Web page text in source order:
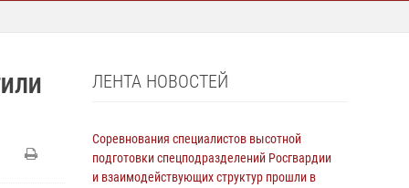
ЛЕНТА НОВОСТЕЙ
Соревнования специалистов высотной
подготовки спецподразделений Росгвардии
и взаимодействующих структур прошли в